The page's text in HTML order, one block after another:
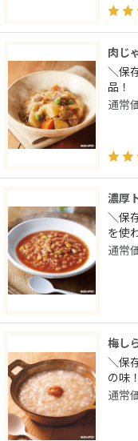
肉じ
＼保
品！
濃厚
＼保
を使
梅し
＼保
の味！